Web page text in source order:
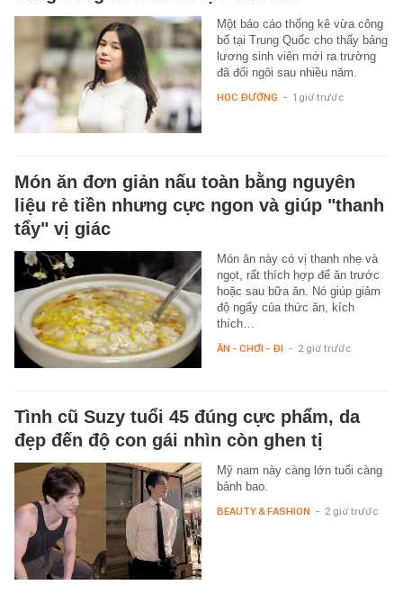
Một báo cáo thống kê vừa công
bố tại Trung Quốc cho thấy bảng
lương sinh viên mới ra trường
đã đổi ngôi sau nhiều năm.
HỌC ĐƯỜNG - 1 giờ trước
Món ăn đơn giản nấu toàn bằng nguyên
liệu rẻ tiền nhưng cực ngon và giúp "thanh
tẩy" vị giác
Món ăn này có vị thanh nhẹ và
ngọt, rất thích hợp để ăn trước
hoặc sau bữa ăn. Nó giúp giảm
độ ngấy của thức ăn, kích
thích…
ĂN - CHƠI - ĐI - 2 giờ trước
Tình cũ Suzy tuổi 45 đúng cực phẩm, da
đẹp đến độ con gái nhìn còn ghen tị
Mỹ nam này càng lớn tuổi càng
bảnh bao.
BEAUTY & FASHION - 2 giờ trước